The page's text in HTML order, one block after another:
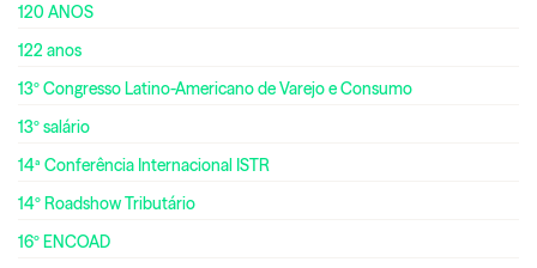
120 ANOS
122 anos
13º Congresso Latino-Americano de Varejo e Consumo
13º salário
14ª Conferência Internacional ISTR
14º Roadshow Tributário
16º ENCOAD